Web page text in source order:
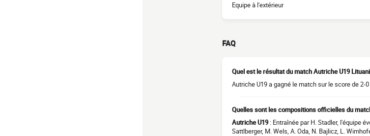
Equipe à l'extérieur
FAQ
Quel est le résultat du match Autriche U19
Autriche U19 a gagné le match sur le score de 2-0
Quelles sont les compositions officielles du
Autriche U19: Entraînée par H. Stadler, l'équipe
Sattlberger, M. Wels, A. Oda, N. Bajlicz, L.